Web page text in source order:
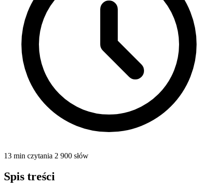
13 min czytania 2 900 słów
Spis treści